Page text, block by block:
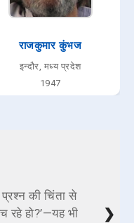
राजकुमार कुंभज
इन्दौर, मध्य प्रदेश
1947
की चिंता से
रहे हो?’—यह भी
❯